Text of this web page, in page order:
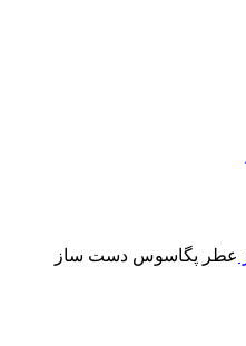
عطر پگاسوس دست ساز